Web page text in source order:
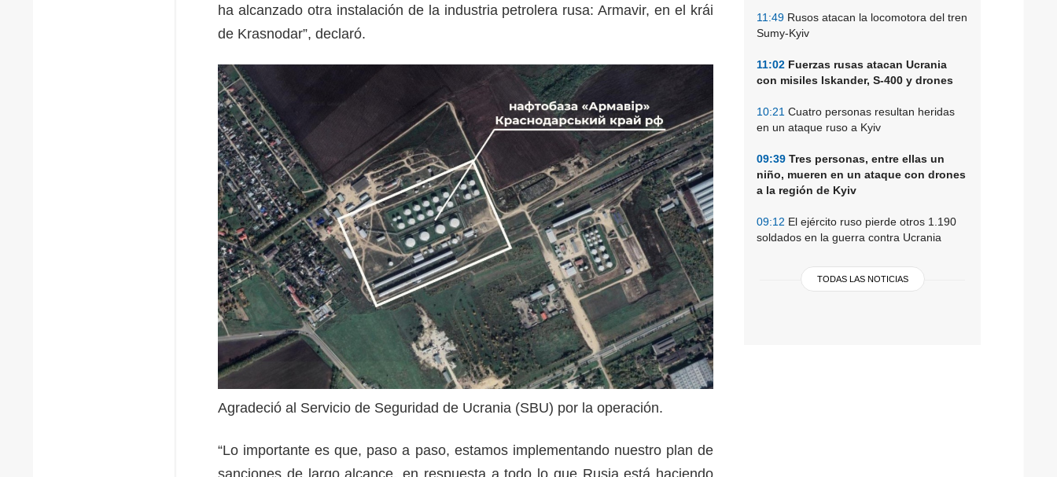
11:49 Rusos atacan la locomotora del tren
Sumy-Kyiv
11:02 Fuerzas rusas atacan Ucrania
con misiles Iskander, S-400 y drones
10:21 Cuatro personas resultan heridas
en un ataque ruso a Kyiv
09:39 Tres personas, entre ellas un
niño, mueren en un ataque con drones
a la región de Kyiv
09:12 El ejército ruso pierde otros 1.190
soldados en la guerra contra Ucrania
TODAS LAS NOTICIAS
ha alcanzado otra instalación de la industria petrolera rusa: Armavir, en el krái
de Krasnodar”, declaró.
Agradeció al Servicio de Seguridad de Ucrania (SBU) por la operación.
“Lo importante es que, paso a paso, estamos implementando nuestro plan de